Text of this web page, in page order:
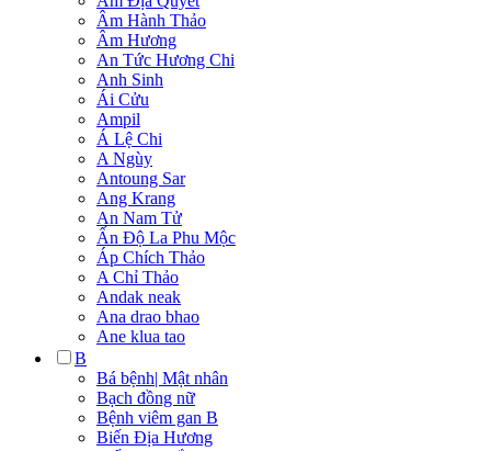
Âm Hành Thảo
Âm Hương
An Tức Hương Chi
Anh Sinh
Ái Cửu
Ampil
Á Lệ Chi
A Ngùy
Antoung Sar
Ang Krang
An Nam Tử
Ấn Độ La Phu Mộc
Áp Chích Thảo
A Chỉ Thảo
Andak neak
Ana drao bhao
Ane klua tao
B
Bá bệnh| Mật nhân
Bạch đồng nữ
Bệnh viêm gan B
Biến Địa Hương